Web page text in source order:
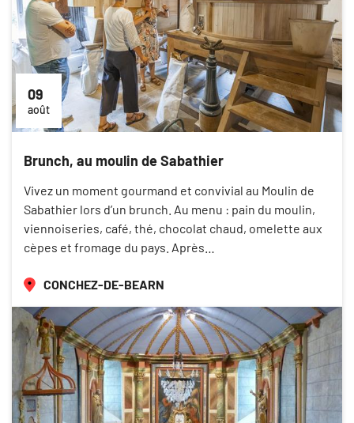
09
août
Brunch, au moulin de Sabathier
Vivez un moment gourmand et convivial au Moulin de
Sabathier lors d’un brunch. Au menu : pain du moulin,
viennoiseries, café, thé, chocolat chaud, omelette aux
cèpes et fromage du pays. Après…
CONCHEZ-DE-BEARN